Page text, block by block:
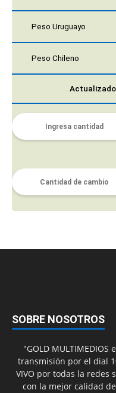
Peso Uruguayo
Peso Chileno
SOBRE NOSOTROS
"GOLD
transmisión por el dial
VIVO por todas la redes
con la mejor calidad